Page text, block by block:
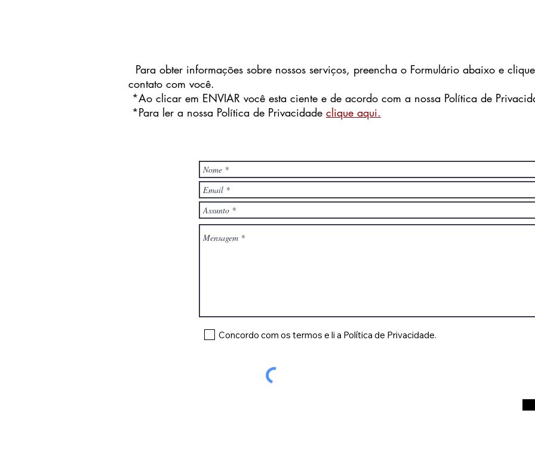
Para obter informações sobre nossos serviços, preencha o Formulário abaixo e
contato com você.
*Ao clicar em ENVIAR você esta ciente e de acordo com a nossa Política de
*Para ler a nossa Política de Privacidade clique aqui.
Concordo com os termos e li a Política de Privacidade.